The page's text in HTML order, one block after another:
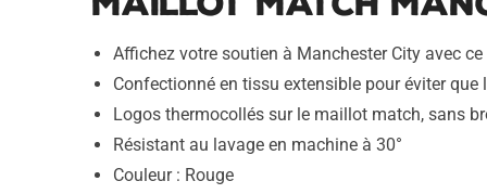
Affichez votre soutien à Manchester City avec
Confectionné en tissu extensible pour éviter
Logos thermocollés sur le maillot match, sans
Résistant au lavage en machine à 30°
Couleur : Rouge